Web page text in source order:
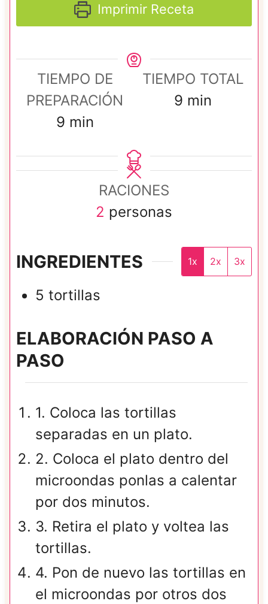
Imprimir Receta
TIEMPO DE
PREPARACIÓN
9m
s
min
TIEMPO TOTAL
9 m
min
RACIONES
2 personas
INGREDIENTES 1x 2x 3x
5 tortillas
ELABORACIÓN PASO A
PASO
1. Coloca las tortillas
separadas en un plato.
2. Coloca el plato dentro del
microondas ponlas a calentar
por dos minutos.
3. Retira el plato y voltea las
tortillas.
4. Pon de nuevo las tortillas en
el microondas por otros dos